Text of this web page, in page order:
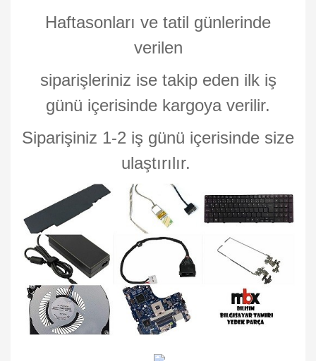
Haftasonları ve tatil günlerinde
verilen
siparişleriniz ise takip eden ilk iş
günü içerisinde kargoya verilir.
Siparişiniz 1-2 iş günü içerisinde size
ulaştırılır.